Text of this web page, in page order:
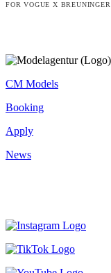
FOR VOGUE X BREUNINGER
CM Models
Booking
Apply
News